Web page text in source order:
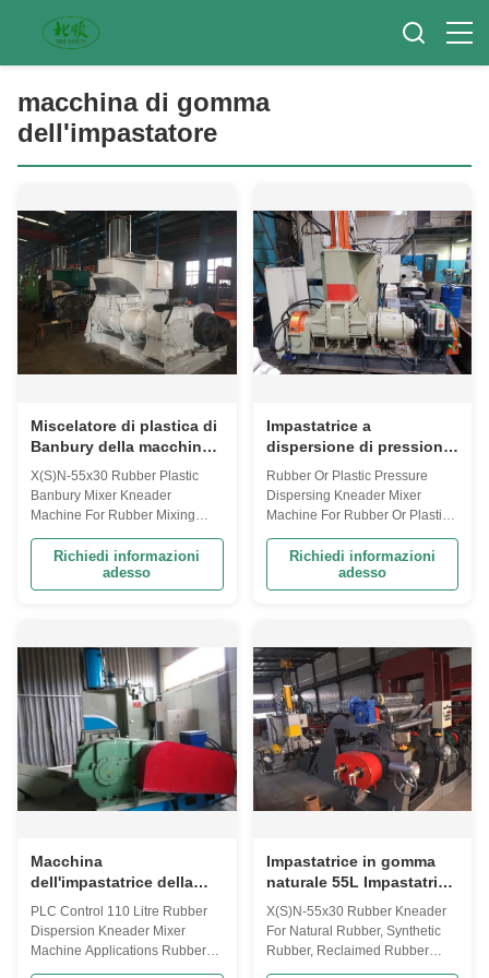
macchina di gomma
dell'impastatore
Miscelatore di plastica di
Banbury della macchina
dell'impastatrice di
gomma di controllo dello
SpA per mescolanza di
X(S)N-55x30 Rubber Plastic
Banbury Mixer Kneader
Machine For Rubber Mixing
kneader machine is suitable for
the plastication of rubber and
plastics and the mixing of
for middle and small sized
rubber and ...
Richiedi informazioni
adesso
Impastatrice a
dispersione di pressione
in gomma 75L
Miscelatore in gomma
Rubber Or Plastic Pressure
Dispersing Kneader Mixer
Machine For Rubber Or Plastic
internal mixer is working, the
two rotors rotate relative to each
other, and the material from the
sheared by the rotor. After ...
Richiedi informazioni
adesso
Macchina
dell'impastatrice della
dispersione di controllo
dello SpA Macchina
dell'impastatrice
PLC Control 110 Litre Rubber
Dispersion Kneader Mixer
Machine Applications Rubber
Dispersion Kneader machine
Impastatrice in gomma
naturale 55L Impastatrice
in gomma sintetica
rigenerata
X(S)N-55x30 Rubber Kneader
For Natural Rubber, Synthetic
Rubber, Reclaimed Rubber
Applications This Rubber